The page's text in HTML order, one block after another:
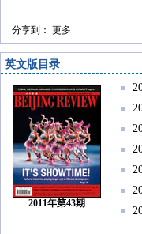
分享到： 更多
英文版目录
2011年第43期